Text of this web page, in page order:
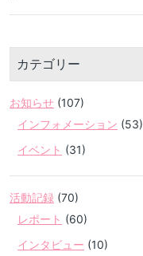
カテゴリー
お知らせ (107)
インフォメーション (53)
イベント (31)
活動記録 (70)
レポート (60)
インタビュー (10)